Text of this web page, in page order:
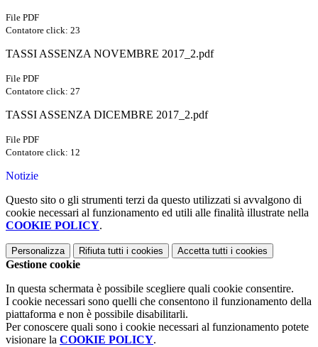
File PDF
Contatore click: 23
TASSI ASSENZA NOVEMBRE 2017_2.pdf
File PDF
Contatore click: 27
TASSI ASSENZA DICEMBRE 2017_2.pdf
File PDF
Contatore click: 12
Notizie
Questo sito o gli strumenti terzi da questo utilizzati si avvalgono di
cookie necessari al funzionamento ed utili alle finalità illustrate nella
COOKIE POLICY.
Personalizza Rifiuta tutti i cookies Accetta tutti i cookies
Gestione cookie
In questa schermata è possibile scegliere quali cookie consentire.
I cookie necessari sono quelli che consentono il funzionamento della
piattaforma e non è possibile disabilitarli.
Per conoscere quali sono i cookie necessari al funzionamento potete
visionare la COOKIE POLICY.